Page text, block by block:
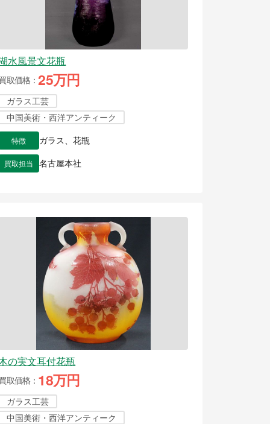
水風景文花瓶
取価格 25万円
ガラス工芸
中国美術・西洋アンティーク
特徴 ガラス、花瓶
買取担当 名古屋本社
の実文耳付花瓶
取価格 18万円
ガラス工芸
中国美術・西洋アンティーク